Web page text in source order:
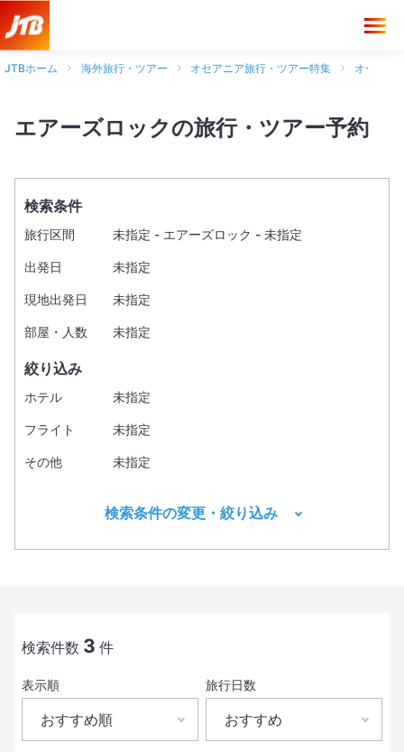
JTBホーム 海外旅行・ツアー オセアニア旅行・ツアー特集 オースト
エアーズロックの旅行・ツアー予約
検索条件
旅行区間 未指定 - エアーズロック - 未指定
出発日 未指定
現地出発日 未指定
部屋・人数 未指定
絞り込み
ホテル 未指定
フライト 未指定
その他 未指定
出発日
検索条件の変更・絞り込み
検索件数 3 件
表示順
おすすめ順
旅行日数
おすすめ